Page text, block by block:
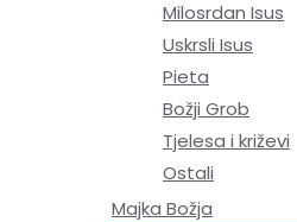
Milosrdan Isus
Uskrsli Isus
Pieta
Božji Grob
Tjelesa i križevi
Ostali
Majka Božja